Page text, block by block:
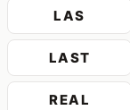
LAS
LAST
REAL